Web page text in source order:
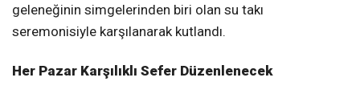
geleneğinin simgelerinden biri olan su takı
seremonisiyle karşılanarak kutlandı.
Her Pazar Karşılıklı Sefer Düzenlenecek